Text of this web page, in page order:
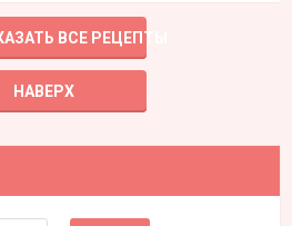
ВСЕ РЕЦЕПТЫ
НАВЕРХ